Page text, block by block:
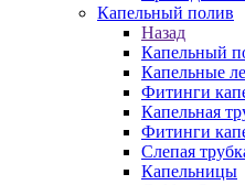
Капельный полив
Назад
Капельный
Капельные
Фитинги
Капельная
Фитинги
Слепая
Капельницы